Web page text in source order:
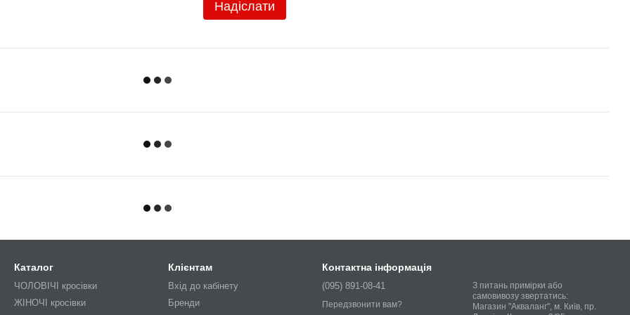
Надіслати
Каталог
ЧОЛОВІЧІ кросівки
ЖІНОЧІ кросівки
Клієнтам
Вхід до кабінету
Бренди
Контактна інформація
(095) 891-08-41
Передзвонити вам?
З питань примірки або
самовивозу звертатись:
Магазин "Акваланг", м. Київ, пр.